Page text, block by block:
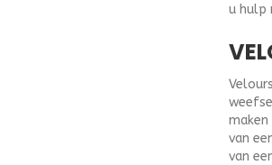
u hulp
van
van